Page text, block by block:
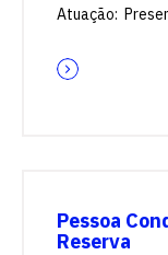
Atuação:
Pessoa
Reserva